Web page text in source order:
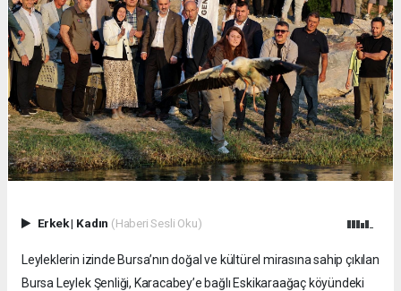
Erkek| Kadın (Haberi Sesli Oku)
Leyleklerin izinde Bursa’nın doğal ve kültürel mirasına sahip çıkılan
Bursa Leylek Şenliği, Karacabey’e bağlı Eskikaraağaç köyündeki